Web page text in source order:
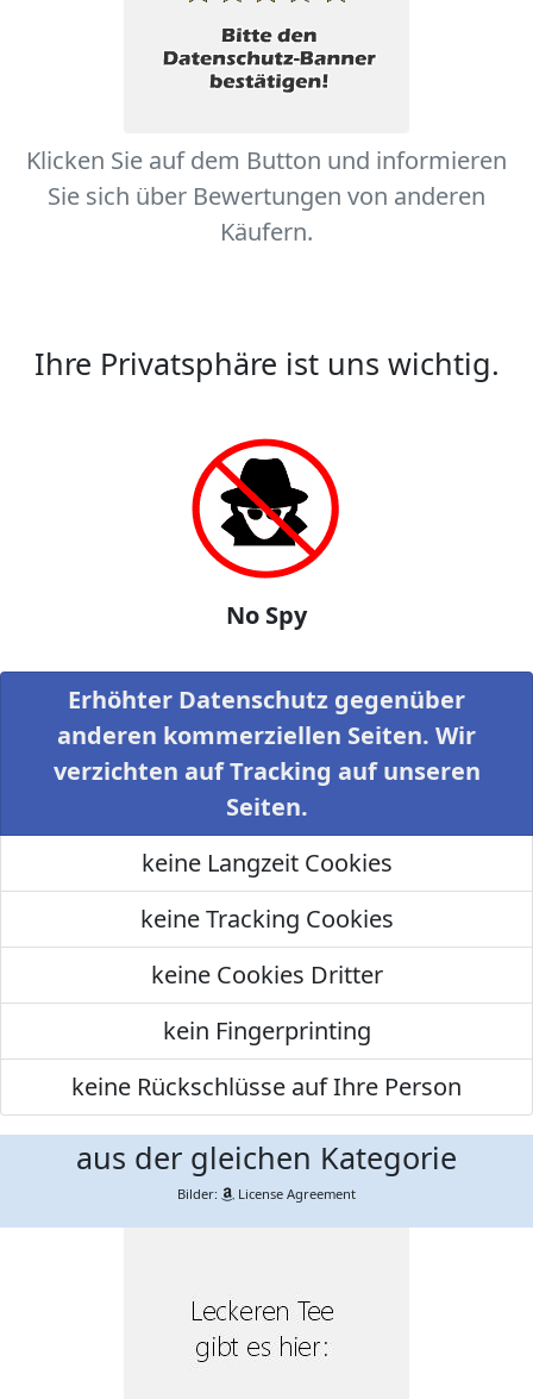
Klicken Sie auf dem Button und informieren
Sie sich über Bewertungen von anderen
Käufern.
Ihre Privatsphäre ist uns wichtig.
No Spy
Erhöhter Datenschutz gegenüber
anderen kommerziellen Seiten. Wir
verzichten auf Tracking auf unseren
Seiten.
keine Langzeit Cookies
keine Tracking Cookies
keine Cookies Dritter
kein Fingerprinting
keine Rückschlüsse auf Ihre Person
aus der gleichen Kategorie
Bilder: License Agreement